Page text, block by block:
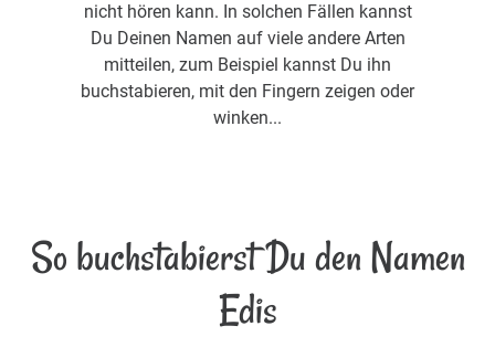
nicht hören kann. In solchen Fällen kannst
Du Deinen Namen auf viele andere Arten
mitteilen, zum Beispiel kannst Du ihn
buchstabieren, mit den Fingern zeigen oder
winken...
So buchstabierst Du den Namen
Edis